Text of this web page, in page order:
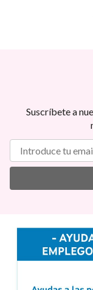
Suscríbete a